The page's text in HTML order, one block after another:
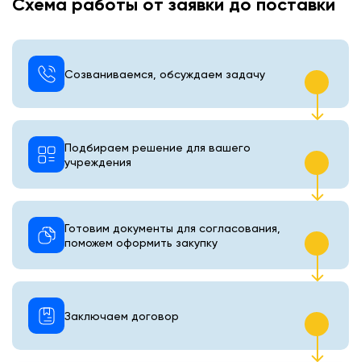
Схема работы от заявки до поставки
Созваниваемся, обсуждаем задачу
Подбираем решение для вашего
учреждения
Готовим документы для согласования,
поможем оформить закупку
Заключаем договор